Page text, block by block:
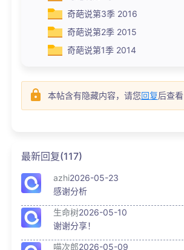
奇葩说第3季 2016
奇葩说第2季 2015
奇葩说第1季 2014
本帖含有隐藏内容，请您回复后查看
最新回复(117)
azhi2026-05-23
感谢分析
生命树2026-05-10
谢谢分享！
喵次郎2026-05-09